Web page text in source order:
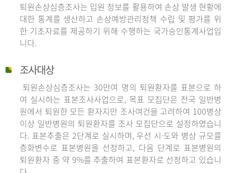
퇴원손상심층조사는 입원 정보를 활용하여 손상 발생 현황에
대한 통계를 생산하고 손상예방관리정책 수립 및 평가를 위
한 기초자료를 제공하기 위해 수행하는 국가승인통계사업입
니다.
조사대상
퇴원손상심층조사는 30만여 명의 퇴원환자를 표본으로 하
여 실시하는 표본조사사업으로, 목표 모집단은 전국 일반병
원에서 퇴원한 모든 환자지만 조사여건을 고려하여 100병상
이상 일반병원의 퇴원환자를 조사 모집단으로 설정하였습니
다. 표본추출은 2단계로 실시하며, 우선 시·도와 병상 규모를
층화변수로 표본병원을 선정하고, 다음 단계로 표본병원의
퇴원환자 중 약 9%를 추출하여 표본환자로 선정하고 있습니